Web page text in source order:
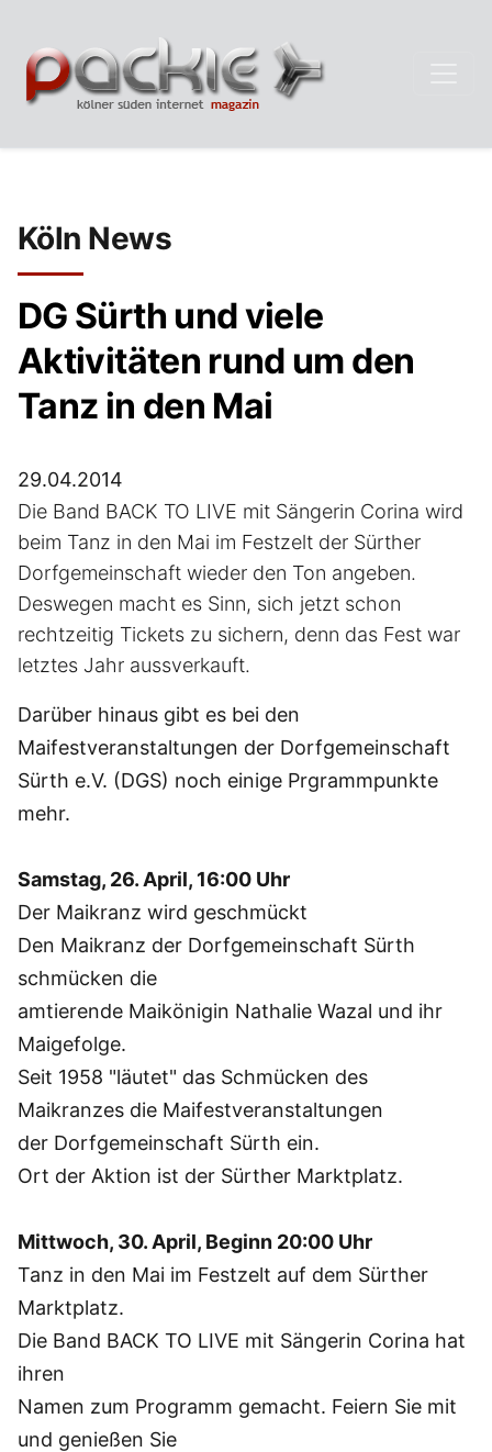
Köln News
DG Sürth und viele
Aktivitäten rund um den
Tanz in den Mai
29.04.2014
Die Band BACK TO LIVE mit Sängerin Corina wird
beim Tanz in den Mai im Festzelt der Sürther
Dorfgemeinschaft wieder den Ton angeben.
Deswegen macht es Sinn, sich jetzt schon
rechtzeitig Tickets zu sichern, denn das Fest war
letztes Jahr aussverkauft.
Darüber hinaus gibt es bei den
Maifestveranstaltungen der Dorfgemeinschaft
Sürth e.V. (DGS) noch einige Prgrammpunkte
mehr.
Samstag, 26. April, 16:00 Uhr
Der Maikranz wird geschmückt
Den Maikranz der Dorfgemeinschaft Sürth
schmücken die
amtierende Maikönigin Nathalie Wazal und ihr
Maigefolge.
Seit 1958 "läutet" das Schmücken des
Maikranzes die Maifestveranstaltungen
der Dorfgemeinschaft Sürth ein.
Ort der Aktion ist der Sürther Marktplatz.
Mittwoch, 30. April, Beginn 20:00 Uhr
Tanz in den Mai im Festzelt auf dem Sürther
Marktplatz.
Die Band BACK TO LIVE mit Sängerin Corina hat
ihren
Namen zum Programm gemacht. Feiern Sie mit
und genießen Sie